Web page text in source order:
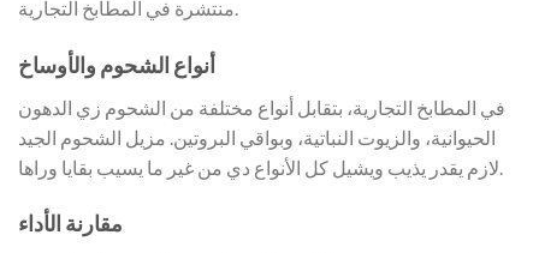
أنواع الشحوم والأوساخ
في المطابخ التجارية، بتقابل أنواع مختلفة من الشحوم زي الدهون
الحيوانية، والزيوت النباتية، وبواقي البروتين. مزيل الشحوم الجيد
مقارنة الأداء